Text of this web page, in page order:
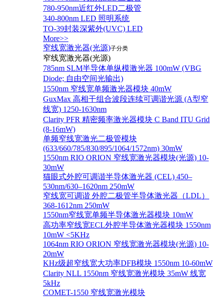
780-950nm近红外LED二极管
340-800nm LED 照明系统
TO-39封装深紫外(UVC) LED
More>>
窄线宽激光器(光源)子分类
窄线宽激光器(光源)
785nm SLM半导体单纵模激光器 100mW (VBG
Diode; 自由空间光输出)
1550nm 窄线宽单频激光器模块 40mW
GuxMax 高相干组合波段连续可调谐光源 (A型窄
线宽) 1250-1630nm
Clarity PFR 精密频率激光器模块 C Band ITU Grid
(8-16mW)
单频窄线宽激光二极管模块
(633/660/785/830/895/1064/1572nm) 30mW
1550nm RIO ORION 窄线宽激光器模块(光源) 10-
30mW
猫眼式外腔可调谐半导体激光器 (CEL) 450–
530nm/630–1620nm 250mW
窄线宽可调谐 外腔二极管半导体激光器（LDL）
368-1612nm 250mW
1550nm窄线宽单频半导体激光器模块 10mW
高功率窄线宽ECL外腔半导体激光器模块 1550nm
10mW <5KHz
1064nm RIO ORION 窄线宽激光器模块(光源) 10-
20mW
KHz级超窄线宽大功率DFB模块 1550nm 10-60mW
Clarity NLL 1550nm 窄线宽激光模块 35mW 线宽
5kHz
COMET-1550 窄线宽激光模块